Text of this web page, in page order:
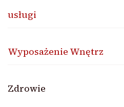
usługi
Wyposażenie Wnętrz
Zdrowie